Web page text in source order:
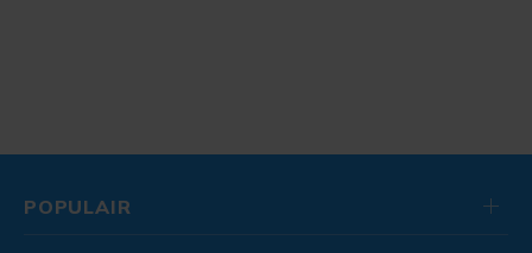
POPULAIR